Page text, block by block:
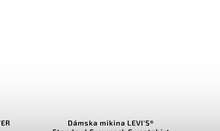
Dámska mikina LEVI'S®